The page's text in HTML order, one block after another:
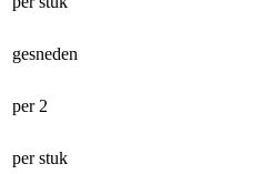
gesneden
per 2
per stuk